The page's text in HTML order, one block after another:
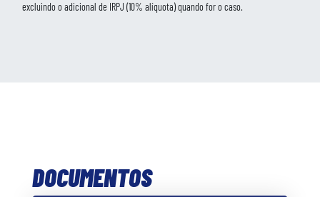
excluindo o adicional de IRPJ (10% alíquota) quando for o caso.
DOCUMENTOS